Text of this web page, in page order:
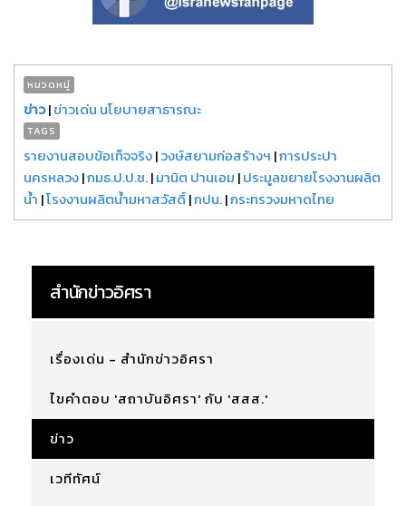
หมวดหมู่
ข่าว|ข่าวเด่น นโยบายสาธารณะ
TAGS
รายงานสอบข้อเท็จจริง|วงษ์สยามก่อสร้างฯ |การประปา
นครหลวง|กมธ.ป.ป.ช.|มานิต ปานเอม |ประมูลขยายโรงงานผลิต
น้ำ |โรงงานผลิตน้ำมหาสวัสดิ์|กปน.|กระทรวงมหาดไทย
สำนักข่าวอิศรา
เรื่องเด่น - สำนักข่าวอิศรา
ไขคำตอบ 'สถาบันอิศรา' กับ 'สสส.'
ข่าว
เวทีทัศน์